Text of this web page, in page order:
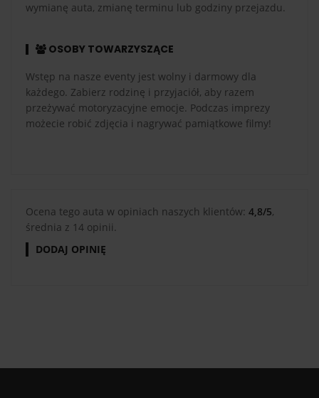
wymianę auta, zmianę terminu lub godziny przejazdu.
OSOBY TOWARZYSZĄCE
Wstęp na nasze eventy jest wolny i darmowy dla
każdego. Zabierz rodzinę i przyjaciół, aby razem
przeżywać motoryzacyjne emocje. Podczas imprezy
możecie robić zdjęcia i nagrywać pamiątkowe filmy!
Ocena tego auta w opiniach naszych klientów: 4,8/5,
średnia z 14 opinii.
DODAJ OPINIĘ